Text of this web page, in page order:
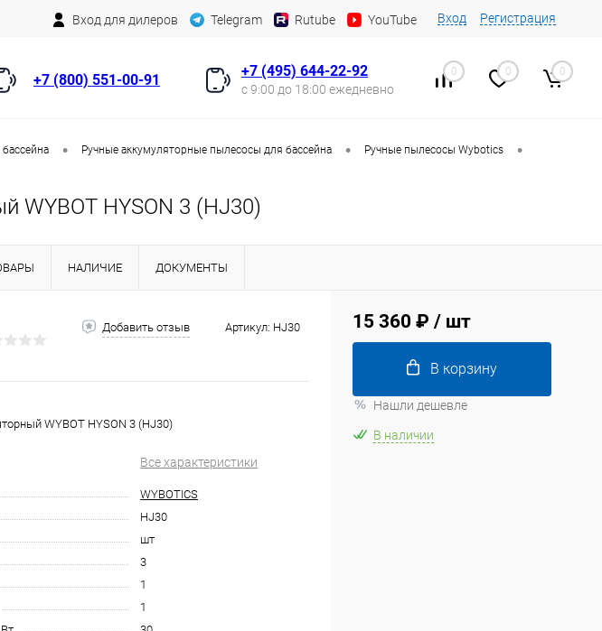
Вход для дилеров Telegram Rutube YouTube Вход Регистрация
+7 (800) 551-00-91
+7 (495) 644-22-92
с 9:00 до 18:00 ежедневно
0 0 0
• Ручные аккумуляторные пылесосы для бассейна • Ручные пылесосы Wybotics •
WYBOT HYSON 3 (HJ30)
НАЛИЧИЕ ДОКУМЕНТЫ
Добавить отзыв Артикул: HJ30
WYBOT HYSON 3 (HJ30)
Все характеристики
WYBOTICS
HJ30
шт
3
1
1
15 360 ₽ / шт
В корзину
Нашли дешевле
В наличии